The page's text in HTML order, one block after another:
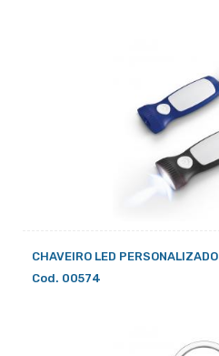
CHAVEIRO LED PERSONALIZADO
Cod. 00574